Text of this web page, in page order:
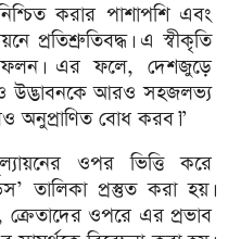
করার পাশাপশি এবং
প্রতিশ্রুতিবদ্ধ। এ স্বীকৃতি
এর ফলে, দেশজুড়ে
উদ্ভাবনকে আরও সহজলভ্য
বোধ করব।”
মূল্যায়নের ওপর ভিত্তি করে
তালিকা প্রস্তুত করা হয়।
ক্রেতাদের ওপরে এর প্রভাব